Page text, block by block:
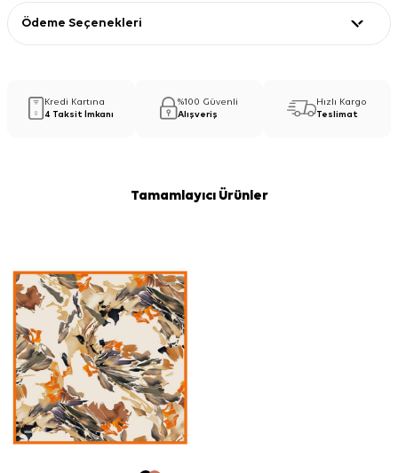
Ödeme Seçenekleri
Kredi Kartına
4 Taksit İmkanı
%100 Güvenli
Alışveriş
Hızlı Kargo
Teslimat
Tamamlayıcı Ürünler